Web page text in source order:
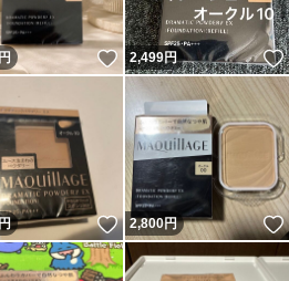
！
円 いいね！
2,499円
！ いいね！
2,800円